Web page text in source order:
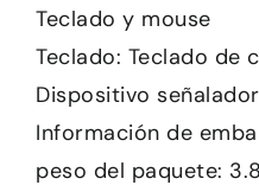
Teclado y mouse
Teclado: Teclado de
Dispositivo
Información de
peso del paquete: